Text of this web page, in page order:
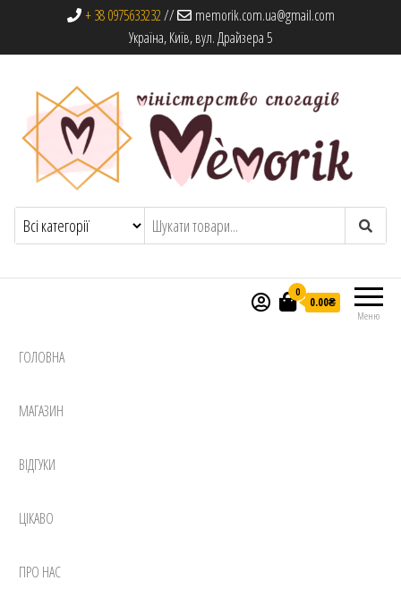
+ 38 0975633232//
memorik.com.ua@gmail.com
Україна, Київ, вул. Драйзера 5
Memorik
Меню
0
0.00₴
ГОЛОВНА
МАГАЗИН
ВІДГУКИ
ЦІКАВО
ПРО НАС